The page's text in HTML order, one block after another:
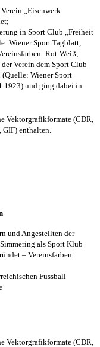
„Eisenwerk
in Sport Club „Freiheit
Wiener Sport Tagblatt,
Rot-Weiß;
Verein dem Sport Club
(Quelle: Wiener Sport
und ging dabei in
Vektorgrafikformate (CDR,
GIF) enthalten.
und Angestellten der
als Sport Klub
– Vereinsfarben:
Fussball
Vektorgrafikformate (CDR,